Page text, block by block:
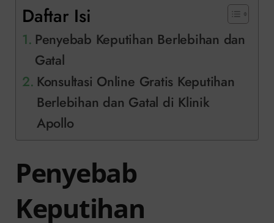
Daftar Isi
Penyebab Keputihan Berlebihan dan
Gatal
Konsultasi Online Gratis Keputihan
Berlebihan dan Gatal di Klinik
Apollo
Penyebab
Keputihan